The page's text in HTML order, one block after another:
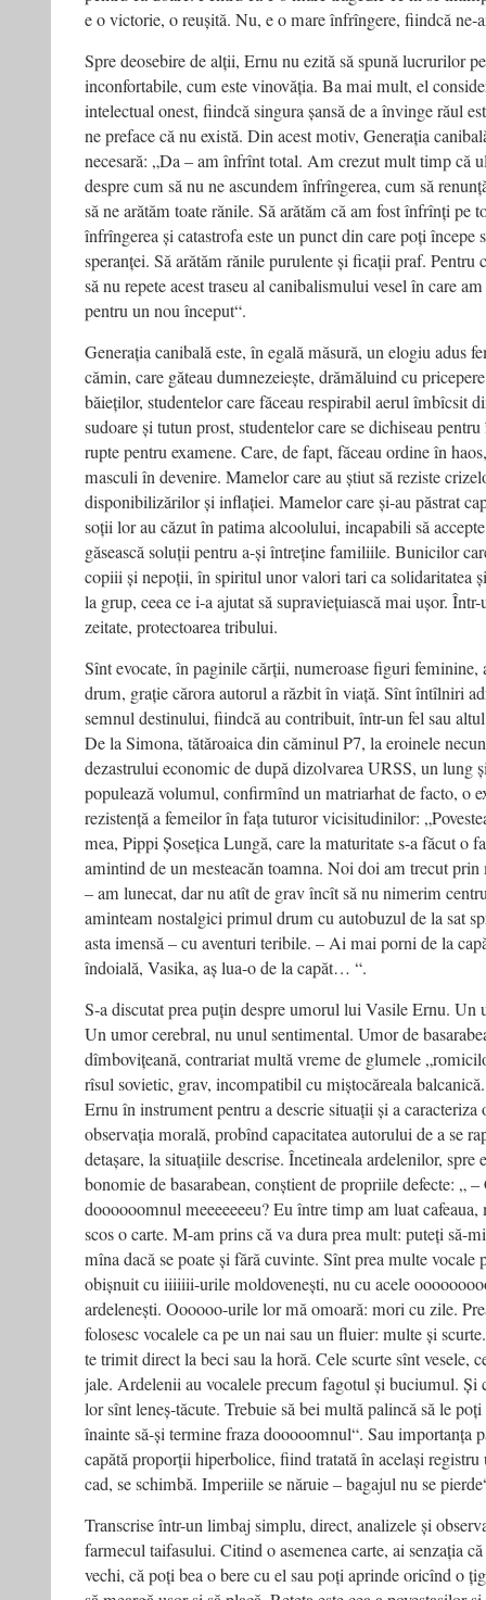
e o victorie, o reușită. Nu, e o mare înfrîngere, fiindcă
Spre deosebire de alții, Ernu nu ezită să spună lucrurilor
inconfortabile, cum este vinovăția. Ba mai mult, el
intelectual onest, fiindcă singura șansă de a învinge răul
ne preface că nu există. Din acest motiv, Generația
necesară: „Da – am înfrînt total. Am crezut mult timp că
despre cum să nu ne ascundem înfrîngerea, cum să
să ne arătăm toate rănile. Să arătăm că am fost înfrînți pe
înfrîngerea și catastrofa este un punct din care poți începe
speranței. Să arătăm rănile purulente și ficații praf. Pentru
să nu repete acest traseu al canibalismului vesel în care
pentru un nou început“.
Generația canibală este, în egală măsură, un elogiu adus
cămin, care găteau dumnezeiește, drămăluind cu
băieților, studentelor care făceau respirabil aerul îmbîcsit
sudoare și tutun prost, studentelor care se dichiseau
rupte pentru examene. Care, de fapt, făceau ordine în
masculi în devenire. Mamelor care au știut să reziste
disponibilizărilor și inflației. Mamelor care și-au păstrat
soții lor au căzut în patima alcoolului, incapabili să
găsească soluții pentru a-și întreține familiile. Bunicilor
copiii și nepoții, în spiritul unor valori tari ca solidaritatea
la grup, ceea ce i-a ajutat să supraviețuiască mai ușor.
zeitate, protectoarea tribului.
Sînt evocate, în paginile cărții, numeroase figuri feminine,
drum, grație cărora autorul a răzbit în viață. Sînt întîlniri
semnul destinului, fiindcă au contribuit, într-un fel sau
De la Simona, tătăroaica din căminul P7, la eroinele
dezastrului economic de după dizolvarea URSS, un lung
populează volumul, confirmînd un matriarhat de facto, o
rezistență a femeilor în fața tuturor vicisitudinilor:
mea, Pippi Șosețica Lungă, care la maturitate s-a făcut o
amintind de un mesteacăn toamna. Noi doi am trecut prin
– am lunecat, dar nu atît de grav încît să nu nimerim
aminteam nostalgici primul drum cu autobuzul de la sat
asta imensă – cu aventuri teribile. – Ai mai porni de la
îndoială, Vasika, aș lua-o de la capăt… “.
S-a discutat prea puțin despre umorul lui Vasile Ernu. Un
Un umor cerebral, nu unul sentimental. Umor de
dîmbovițeană, contrariat multă vreme de glumele
rîsul sovietic, grav, incompatibil cu miștocăreala
Ernu în instrument pentru a descrie situații și a
observația morală, probînd capacitatea autorului de a se
detașare, la situațiile descrise. Încetineala ardelenilor, spre
bonomie de basarabean, conștient de propriile defecte: „
doooooomnul meeeeeeeu? Eu între timp am luat
scos o carte. M-am prins că va dura prea mult: puteți să-
mîna dacă se poate și fără cuvinte. Sînt prea multe
obișnuit cu iiiiiii-urile moldovenești, nu cu acele
ardelenești. Oooooo-urile lor mă omoară: mori cu zile.
folosesc vocalele ca pe un nai sau un fluier: multe și
te trimit direct la beci sau la horă. Cele scurte sînt vesele,
jale. Ardelenii au vocalele precum fagotul și buciumul. Și
lor sînt leneș-tăcute. Trebuie să bei multă palincă să le
înainte să-și termine fraza dooooomnul“. Sau importanța
capătă proporții hiperbolice, fiind tratată în același
cad, se schimbă. Imperiile se năruie – bagajul nu se
Transcrise într-un limbaj simplu, direct, analizele și
farmecul taifasului. Citind o asemenea carte, ai senzația
vechi, că poți bea o bere cu el sau poți aprinde oricînd o